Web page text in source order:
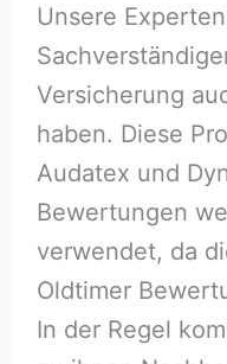
Unsere
Versicherung
haben. Diese
Audatex und
Bewertungen
verwendet, da
Oldtimer
In der Regel